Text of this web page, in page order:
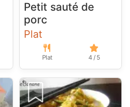
Petit sauté de
porc
Plat
Plat 4 / 5